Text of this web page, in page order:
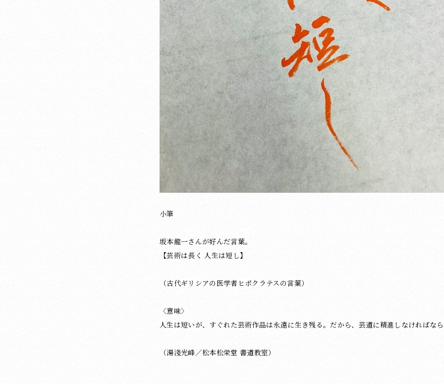
小筆
坂本龍一さんが好んだ言葉。
【芸術は長く 人生は短し】
（古代ギリシアの医学者ヒポクラテスの言葉）
〈意味〉
人生は短いが、すぐれた芸術作品は永遠に生き残る。だから、芸道に精進しなければな
（湯淺光峰／松本松栄堂 書道教室）